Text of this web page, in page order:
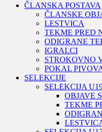
ČLANSKA POSTAVA
ČLANSKE
LESTVICA
TEKME PRED
ODIGRANE
IGRALCI
STROKOVNO
POKAL
SELEKCIJE
SELEKCIJA
OBJAVE
TEKME